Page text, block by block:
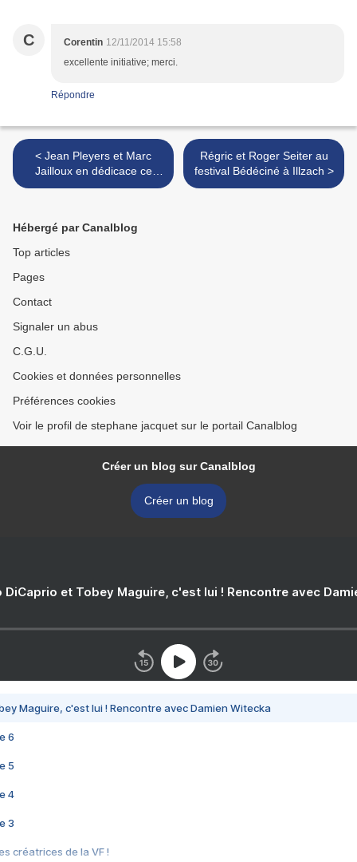
C Corentin 12/11/2014 15:58
excellente initiative; merci.
Répondre
< Jean Pleyers et Marc
Jailloux en dédicace ce
week-end
Régric et Roger Seiter au
festival Bédéciné à Illzach >
Hébergé par Canalblog
Top articles
Pages
Contact
Signaler un abus
C.G.U.
Cookies et données personnelles
Préférences cookies
Voir le profil de stephane jacquet sur le portail Canalblog
Créer un blog sur Canalblog
Créer un blog
DiCaprio et Tobey Maguire, c'est lui ! Rencontre avec
Maguire, c'est lui ! Rencontre avec Damien Witecka
6
5
4
3
créatrices de la VF !